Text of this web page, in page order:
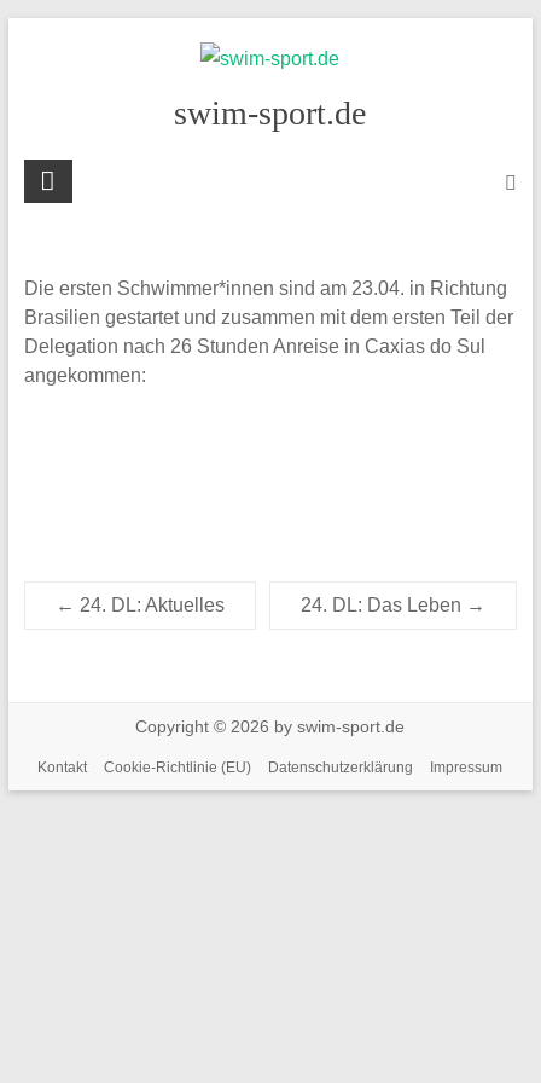
swim-sport.de
Die ersten Schwimmer*innen sind am 23.04. in Richtung
Brasilien gestartet und zusammen mit dem ersten Teil der
Delegation nach 26 Stunden Anreise in Caxias do Sul
angekommen:
← 24. DL: Aktuelles 24. DL: Das Leben →
Copyright © 2026 by swim-sport.de
Kontakt Cookie-Richtlinie (EU) Datenschutzerklärung Impressum